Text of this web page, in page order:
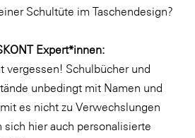
Schultüte im Taschendesign?
Expert*innen:
vergessen! Schulbücher und
unbedingt mit Namen und
es nicht zu Verwechslungen
sich hier auch personalisierte